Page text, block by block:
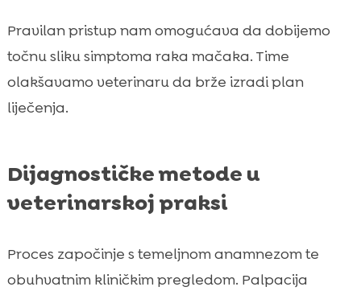
Pravilan pristup nam omogućava da dobijemo
točnu sliku simptoma raka mačaka. Time
olakšavamo veterinaru da brže izradi plan
liječenja.
Dijagnostičke metode u
veterinarskoj praksi
Proces započinje s temeljnom anamnezom te
obuhvatnim kliničkim pregledom. Palpacija